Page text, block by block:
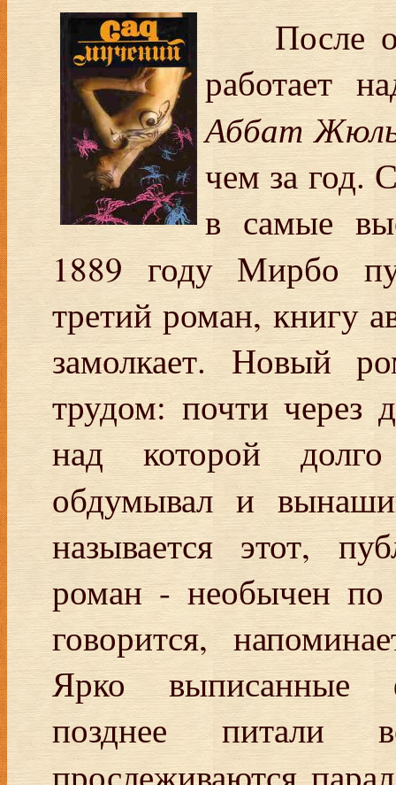
После
работает
Аббат
чем за год.
в самые
1889 году Мирбо
третий роман, книгу
замолкает. Новый
трудом: почти через
над которой
обдумывал и
называется этот,
роман - необычен
говорится,
Ярко выписанные
позднее питали